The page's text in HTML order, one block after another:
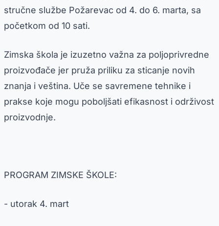
stručne službe Požarevac od 4. do 6. marta, sa
početkom od 10 sati.
Zimska škola je izuzetno važna za poljoprivredne
proizvođače jer pruža priliku za sticanje novih
znanja i veština. Uče se savremene tehnike i
prakse koje mogu poboljšati efikasnost i održivost
proizvodnje.
PROGRAM ZIMSKE ŠKOLE:
- utorak 4. mart